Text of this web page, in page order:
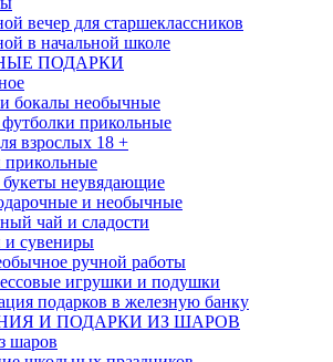
вечер для старшеклассников
в начальной школе
ПОДАРКИ
бокалы необычные
прикольные
взрослых 18 +
прикольные
неувядающие
и необычные
чай и сладости
и сувениры
ручной работы
игрушки и подушки
подарков в железную банку
И ПОДАРКИ ИЗ ШАРОВ
шаров